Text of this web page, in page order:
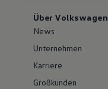
Über Volkswagen
News
Unternehmen
Karriere
Großkunden